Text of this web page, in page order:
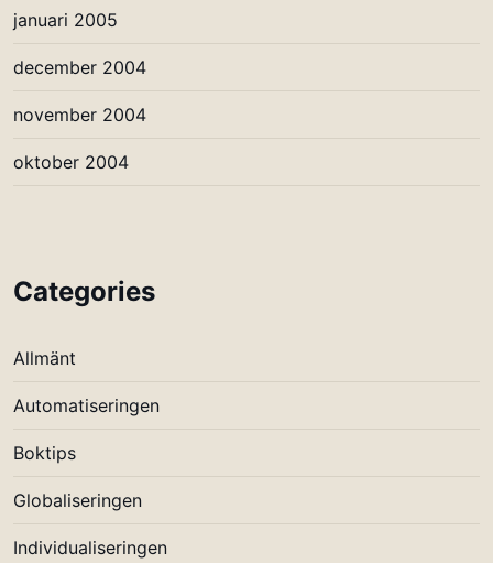
januari 2005
december 2004
november 2004
oktober 2004
Categories
Allmänt
Automatiseringen
Boktips
Globaliseringen
Individualiseringen